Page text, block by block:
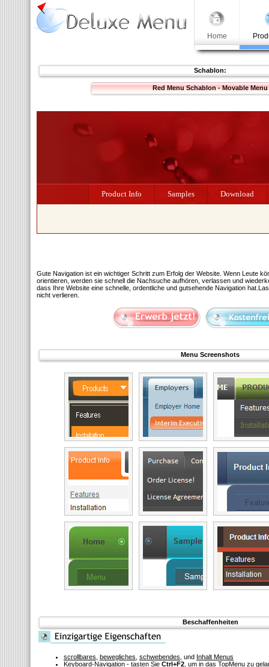
Home
Schablon:
Red Menu Schablon - Movable Menu
Product Info Samples Download
Gute Navigation ist ein wichtiger Schritt zum Erfolg der Website. Wenn Leute
orientieren, werden sie schnell die Nachsuche aufhören, verlassen und
dass Ihre Website eine schnelle, ordentliche und gutsehende Navigation
nicht verlieren.
Menu Screenshots
Beschaffenheiten
scrollbares bewegliches schwebendes , und Inhalt Menus
Keyboard-Navigation - tasten Sie Ctrl+F2 , um in das TopMenu zu